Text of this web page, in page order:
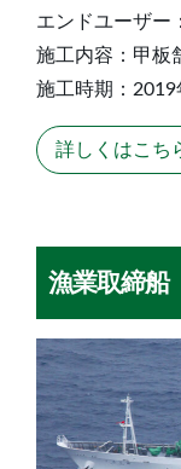
エンドユーザー
施工内容：甲板
施工時期：2019
詳しくはこち
漁業取締船